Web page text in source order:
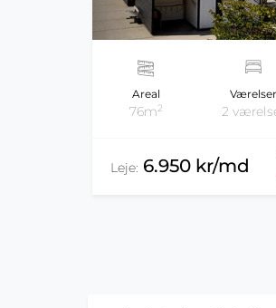
Areal
76m2
Værelser
2
Leje: 6.950 kr/md